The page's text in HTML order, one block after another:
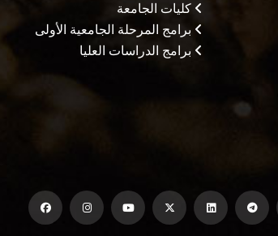
كليات الجامعة
برامج المرحلة الجامعية الأولى
برامج الدراسات العليا